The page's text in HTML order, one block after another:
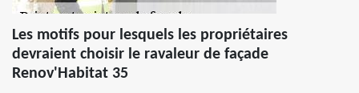
Les motifs pour lesquels les propriétaires
devraient choisir le ravaleur de façade
Renov'Habitat 35